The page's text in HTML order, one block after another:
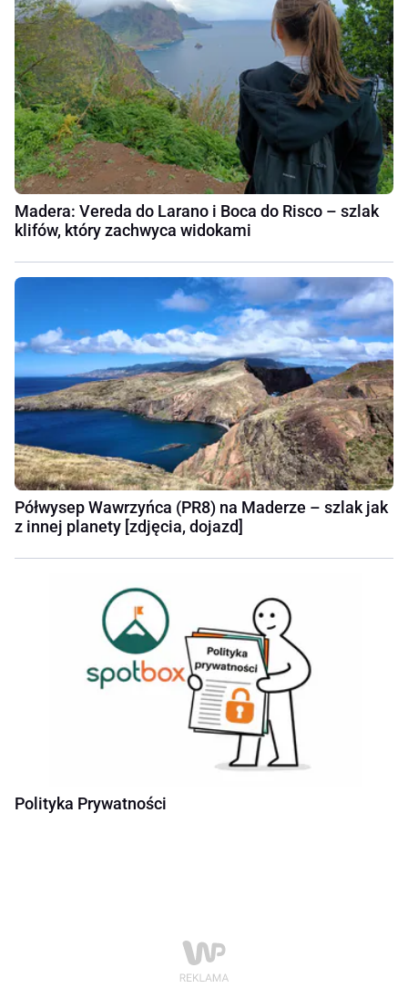
Madera: Vereda do Larano i Boca do Risco – szlak
klifów, który zachwyca widokami
Półwysep Wawrzyńca (PR8) na Maderze – szlak jak
z innej planety [zdjęcia, dojazd]
Polityka Prywatności